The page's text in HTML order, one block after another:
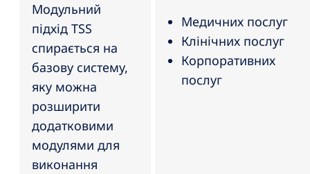
Модульний
підхід TSS
спирається на
базову систему,
яку можна
розширити
додатковими
модулями для
виконання
Медичних послуг
Клінічних послуг
Корпоративних
послуг